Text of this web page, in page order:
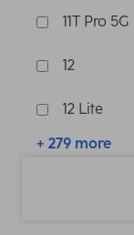
11T Pro 5G
12
12 Lite
+ 279 more